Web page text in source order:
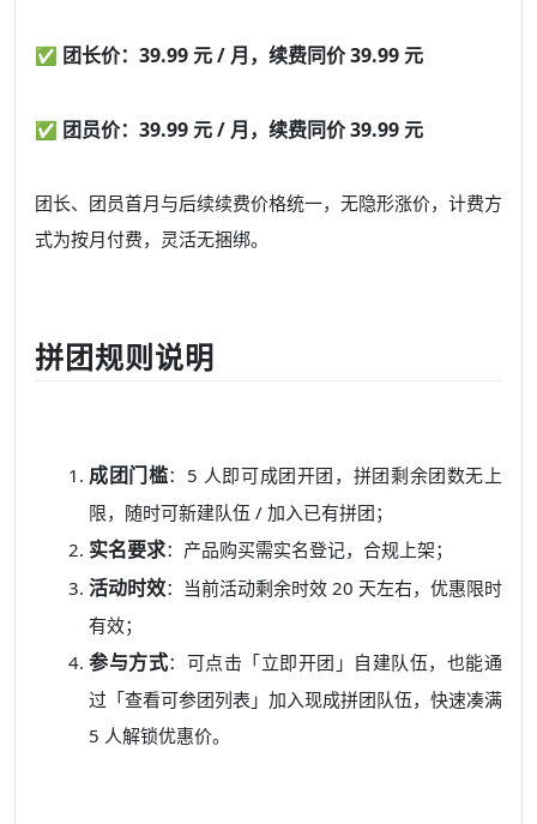
✅ 团长价：39.99 元 / 月，续费同价 39.99 元
✅ 团员价：39.99 元 / 月，续费同价 39.99 元
团长、团员首月与后续续费价格统一，无隐形涨价，计费方
式为按月付费，灵活无捆绑。
拼团规则说明
成团门槛：5 人即可成团开团，拼团剩余团数无上
限，随时可新建队伍 / 加入已有拼团；
实名要求：产品购买需实名登记，合规上架；
活动时效：当前活动剩余时效 20 天左右，优惠限时
有效；
参与方式：可点击「立即开团」自建队伍，也能通
过「查看可参团列表」加入现成拼团队伍，快速凑满
5 人解锁优惠价。